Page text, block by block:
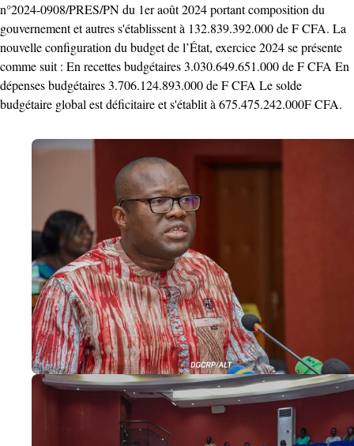
n°2024-0908/PRES/PN du 1er août 2024 portant composition du
gouvernement et autres s'établissent à 132.839.392.000 de F CFA. La
nouvelle configuration du budget de l’État, exercice 2024 se présente
comme suit : En recettes budgétaires 3.030.649.651.000 de F CFA En
dépenses budgétaires 3.706.124.893.000 de F CFA Le solde
budgétaire global est déficitaire et s'établit à 675.475.242.000F CFA.